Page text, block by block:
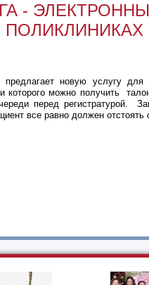
-
предлагает новую услугу
которого можно получить
перед регистратурой.
все равно должен